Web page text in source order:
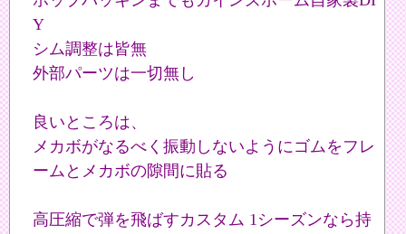
Y
シム調整は皆無
外部パーツは一切無し
良いところは、
メカボがなるべく振動しないようにゴムをフレ
ームとメカボの隙間に貼る
高圧縮で弾を飛ばすカスタム 1シーズンなら持